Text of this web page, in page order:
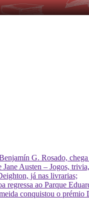
G. Rosado,
Austen – Jogos,
já nas livrarias;
regressa ao Parque
conquistou o